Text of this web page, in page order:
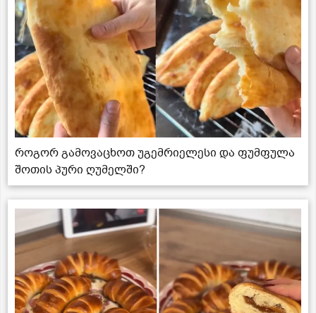
როგორ გამოვაცხოთ უგემრიელესი და ფუმფულა
შოთის პური ღუმელში?